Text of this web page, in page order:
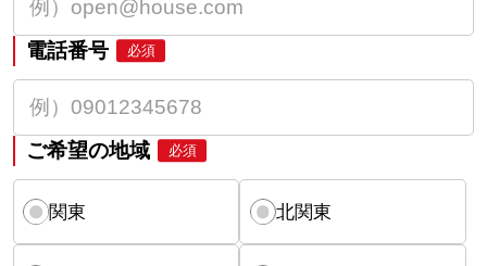
電話番号 必須
ご希望の地域 必須
関東 北関東